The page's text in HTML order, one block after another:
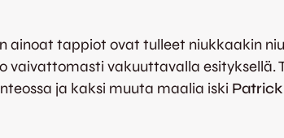
ainoat tappiot ovat tulleet niukkaakin
vaivattomasti vakuuttavalla esityksellä.
ja kaksi muuta maalia iski